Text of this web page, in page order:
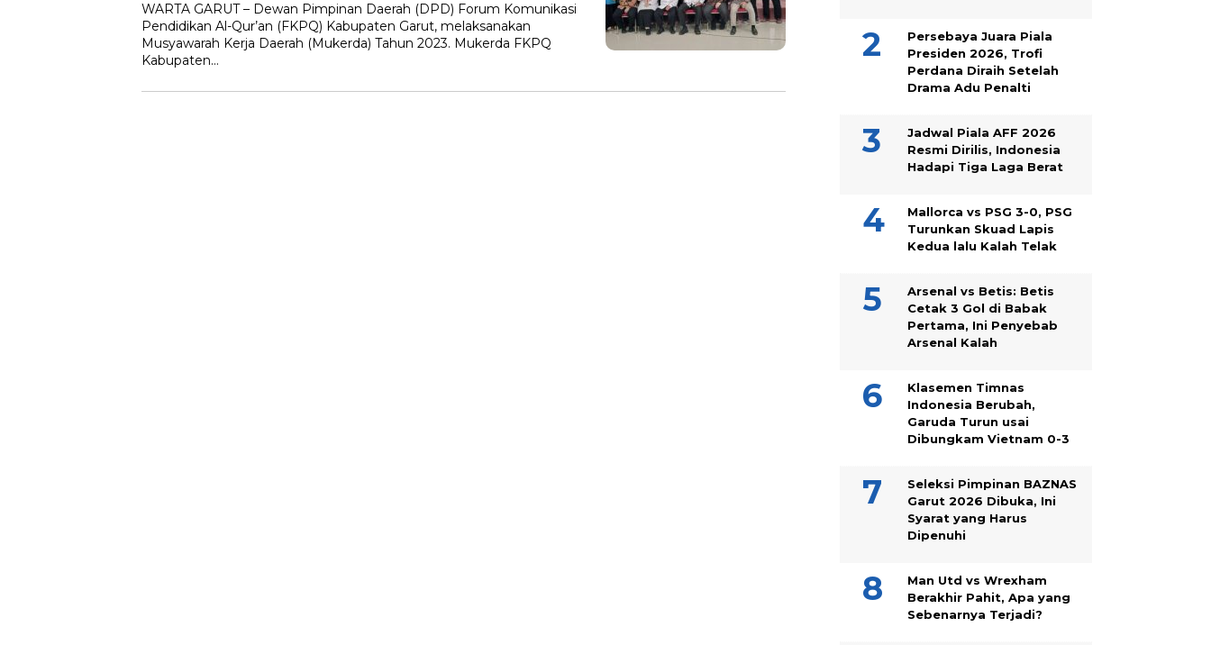
WARTA GARUT – Dewan Pimpinan Daerah (DPD) Forum Komunikasi
Pendidikan Al-Qur’an (FKPQ) Kabupaten Garut, melaksanakan
Musyawarah Kerja Daerah (Mukerda) Tahun 2023. Mukerda FKPQ
Kabupaten…
Persebaya Juara Piala
Presiden 2026, Trofi
Perdana Diraih Setelah
Drama Adu Penalti
Jadwal Piala AFF 2026
Resmi Dirilis, Indonesia
Hadapi Tiga Laga Berat
Mallorca vs PSG 3-0, PSG
Turunkan Skuad Lapis
Kedua lalu Kalah Telak
Arsenal vs Betis: Betis
Cetak 3 Gol di Babak
Pertama, Ini Penyebab
Arsenal Kalah
Klasemen Timnas
Indonesia Berubah,
Garuda Turun usai
Dibungkam Vietnam 0-3
Seleksi Pimpinan BAZNAS
Garut 2026 Dibuka, Ini
Syarat yang Harus
Dipenuhi
Man Utd vs Wrexham
Berakhir Pahit, Apa yang
Sebenarnya Terjadi?